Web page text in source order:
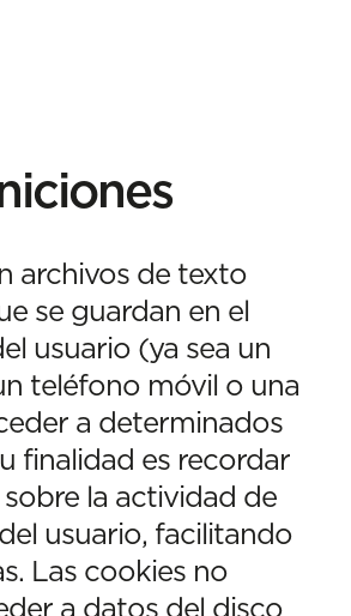
archivos de texto
se guardan en el
usuario (ya sea un
teléfono móvil o una
a determinados
finalidad es recordar
la actividad de
usuario, facilitando
Las cookies no
a datos del disco